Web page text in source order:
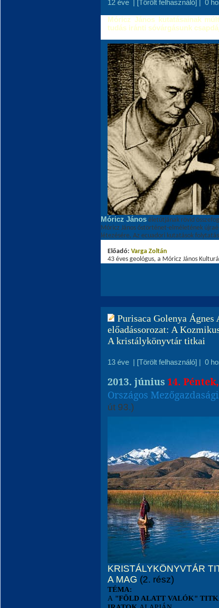
12 éve | [Törölt felhasználó] | 0
Móricz János kutatásainak
tudás iránti sóvárgásunk
Móricz János életútjának rövid
Móricz János őstörténet-elméletének
létezésére, Az ecuadori kutatások
Előadó: Varga Zoltán
43 éves geológus, a Móricz János
Purisaca Golenya
előadássorozat: A
A kristálykönyvtár titkai
13 éve | [Törölt felhasználó] | 0
2013. június 14.
Országos
út 93.)
KRISTÁLYKÖNYVTÁR
A MAG (2. rész)
TÉMA:
A "FÖLD ALATT VALÓK"